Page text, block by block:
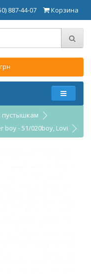
Корзина
887-44-07
пустышкам
- 51/020boy, Lovi